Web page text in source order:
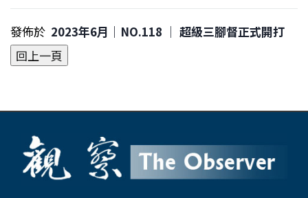
發佈於 2023年6月｜NO.118 │ 超級三腳督正式開打